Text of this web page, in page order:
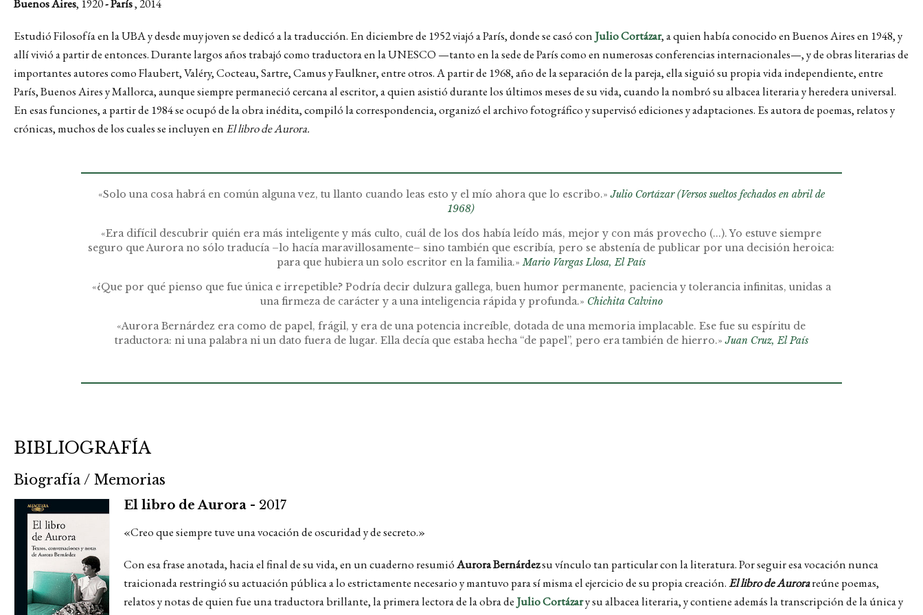
Buenos Aires, 1920- París, 2014
Estudió Filosofía en la UBA y desde muy joven se dedicó a la traducción. En diciembre de 1952 viajó a París, donde se casó con Julio Cortázar, a quien había conocido en Buenos Aires en 1948, y
allí vivió a partir de entonces. Durante largos años trabajó como traductora en la UNESCO —tanto en la sede de París como en numerosas conferencias internacionales—, y de obras literarias de
importantes autores como Flaubert, Valéry, Cocteau, Sartre, Camus y Faulkner, entre otros. A partir de 1968, año de la separación de la pareja, ella siguió su propia vida independiente, entre
París, Buenos Aires y Mallorca, aunque siempre permaneció cercana al escritor, a quien asistió durante los últimos meses de su vida, cuando la nombró su albacea literaria y heredera universal.
En esas funciones, a partir de 1984 se ocupó de la obra inédita, compiló la correspondencia, organizó el archivo fotográfico y supervisó ediciones y adaptaciones. Es autora de poemas, relatos y
crónicas, muchos de los cuales se incluyen en El libro de Aurora.
«Solo una cosa habrá en común alguna vez, tu llanto cuando leas esto y el mío ahora que lo escribo.»Julio Cortázar (Versos sueltos fechados en abril de
1968)
«Era difícil descubrir quién era más inteligente y más culto, cuál de los dos había leído más, mejor y con más provecho (...). Yo estuve siempre
seguro que Aurora no sólo traducía –lo hacía maravillosamente– sino también que escribía, pero se abstenía de publicar por una decisión heroica:
para que hubiera un solo escritor en la familia.»Mario Vargas Llosa, El País
«¿Que por qué pienso que fue única e irrepetible? Podría decir dulzura gallega, buen humor permanente, paciencia y tolerancia infinitas, unidas a
una firmeza de carácter y a una inteligencia rápida y profunda.» Chichita Calvino
«Aurora Bernárdez era como de papel, frágil, y era de una potencia increíble, dotada de una memoria implacable. Ese fue su espíritu de
traductora: ni una palabra ni un dato fuera de lugar. Ella decía que estaba hecha “de papel”, pero era también de hierro.»Juan Cruz, El País
BIBLIOGRAFÍA
Biografía / Memorias
El libro de Aurora - 2017
«Creo que siempre tuve una vocación de oscuridad y de secreto.»
Con esa frase anotada, hacia el final de su vida, en un cuaderno resumióAurora Bernárdezsu vínculo tan particular con la literatura. Por seguir esa vocación nunca
traicionada restringió su actuación pública a lo estrictamente necesario y mantuvo para sí misma el ejercicio de su propia creación.El libro de Aurorareúne poemas,
relatos y notas de quien fue una traductora brillante, la primera lectora de la obra de Julio Cortázary su albacea literaria, y contiene además la transcripción de la única y